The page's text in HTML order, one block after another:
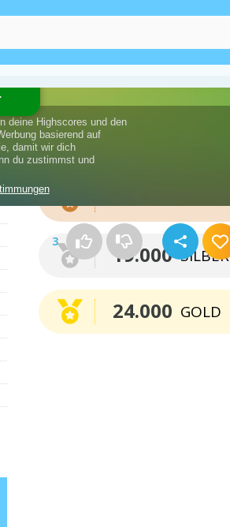
3
Punkte für die Medaille
SILBER
19.000
GOLD
24.000